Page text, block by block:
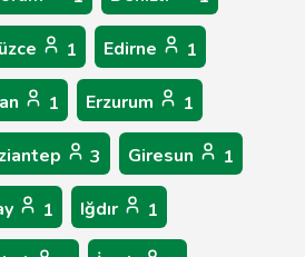
1 Edirne 1
1 Erzurum 1
3 Giresun 1
1 Iğdır 1